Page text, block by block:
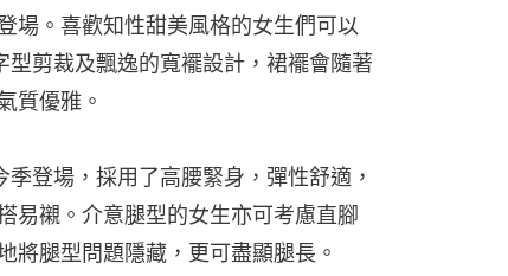
場。喜歡知性甜美風格的女生們可以
剪裁及飄逸的寬襬設計，裙襬會隨著
質優雅。
登場，採用了高腰緊身，彈性舒適，
易襯。介意腿型的女生亦可考慮直腳
將腿型問題隱藏，更可盡顯腿長。